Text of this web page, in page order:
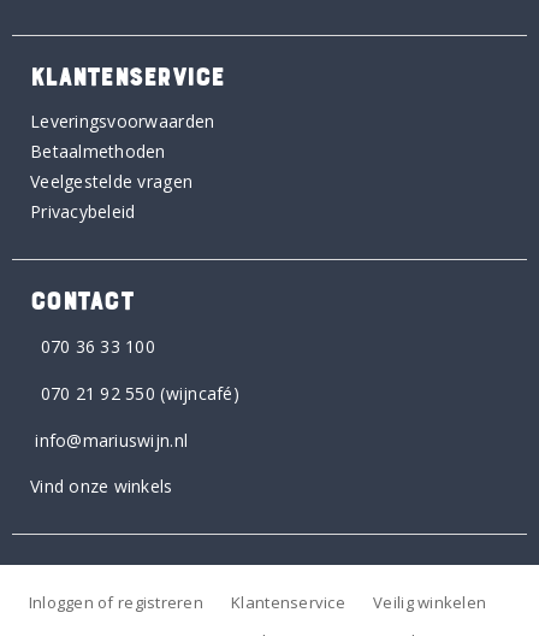
KLANTENSERVICE
Leveringsvoorwaarden
Betaalmethoden
Veelgestelde vragen
Privacybeleid
CONTACT
070 36 33 100
070 21 92 550 (wijncafé)
info@mariuswijn.nl
Vind onze winkels
Inloggen of registreren Klantenservice
Veilig winkelen